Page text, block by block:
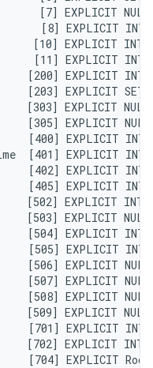
[7] EXPLICIT
[8] EXPLICIT
[10] EXPLICIT
[11] EXPLICIT
[200] EXPLICIT
[203] EXPLICIT
[303] EXPLICIT
[305] EXPLICIT
[400] EXPLICIT
[401] EXPLICIT
[402] EXPLICIT
[405] EXPLICIT
[502] EXPLICIT
[503] EXPLICIT
[504] EXPLICIT
[505] EXPLICIT
[506] EXPLICIT
[507] EXPLICIT
[508] EXPLICIT
[509] EXPLICIT
[701] EXPLICIT
[702] EXPLICIT
[704] EXPLICIT